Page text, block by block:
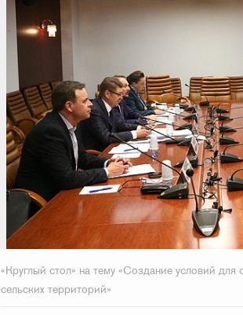
«Круглый стол» на тему «Создание условий
сельских территорий»